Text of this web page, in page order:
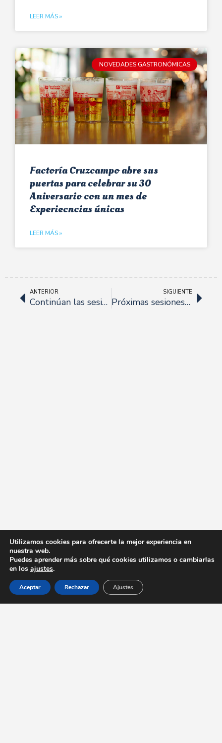
LEER MÁS »
NOVEDADES GASTRONÓMICAS
Factoría Cruzcampo abre sus
puertas para celebrar su 30
Aniversario con un mes de
Experiecncias únicas
LEER MÁS »
ANTERIOR
Continúan las sesiones de expertos en hostelería, de BartalentLab.
SIGUIENTE
Próximas sesiones por expertos en hostelería, de BartalentLab.
Utilizamos cookies para ofrecerte la mejor experiencia en
nuestra web.
Puedes aprender más sobre qué cookies utilizamos o cambiarlas
en los ajustes.
Aceptar Rechazar Ajustes